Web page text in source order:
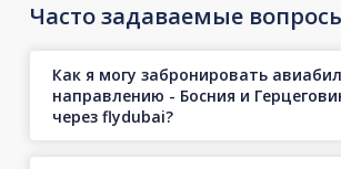
Часто задаваемые
Как я могу забронировать
направлению - Босния и
через flydubai?